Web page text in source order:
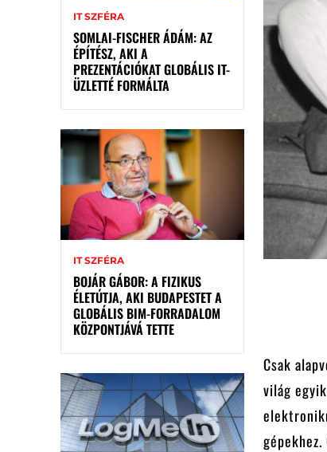
IT SZFÉRA
SOMLAI-FISCHER ÁDÁM: AZ
ÉPÍTÉSZ, AKI A
PREZENTÁCIÓKAT GLOBÁLIS IT-
ÜZLETTÉ FORMÁLTA
IT SZFÉRA
BOJÁR GÁBOR: A FIZIKUS
ÉLETÚTJA, AKI BUDAPESTET A
GLOBÁLIS BIM-FORRADALOM
KÖZPONTJÁVÁ TETTE
Csak
világ